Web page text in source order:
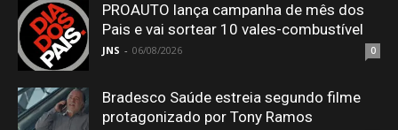
PROAUTO lança campanha de mês dos
Pais e vai sortear 10 vales-combustível
JNS - 06/08/2026 0
Bradesco Saúde estreia segundo filme
protagonizado por Tony Ramos